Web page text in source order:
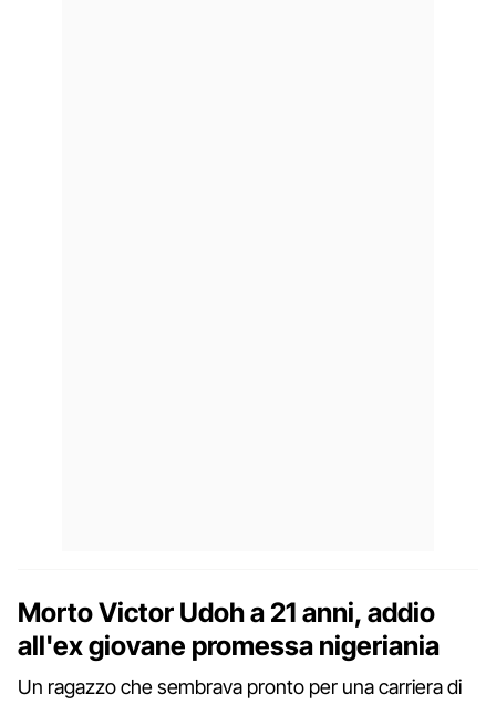
Morto Victor Udoh a 21 anni, addio
all'ex giovane promessa nigeriania
Un ragazzo che sembrava pronto per una carriera di